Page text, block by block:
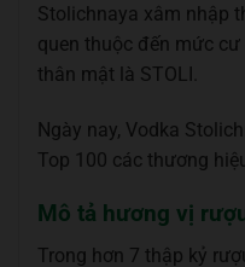
Stolichnaya xâm nhập
quen thuộc đến mức
thân mật là STOLI.
Ngày nay, Vodka
Top 100 các thương
Mô tả hương vị
Trong hơn 7 thập kỷ